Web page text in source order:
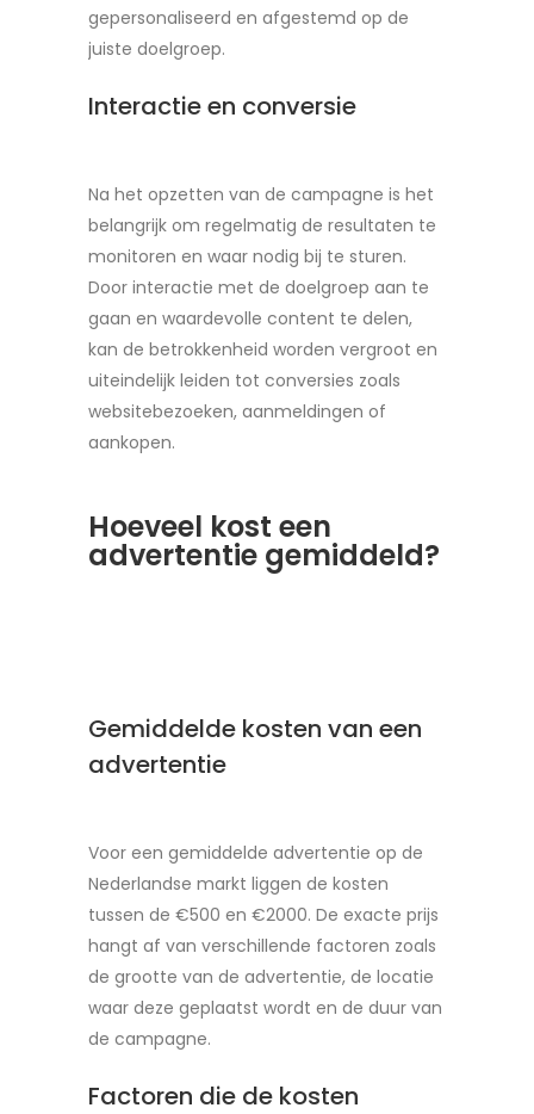
gepersonaliseerd en afgestemd op de
juiste doelgroep.
Interactie en conversie
Na het opzetten van de campagne is het
belangrijk om regelmatig de resultaten te
monitoren en waar nodig bij te sturen.
Door interactie met de doelgroep aan te
gaan en waardevolle content te delen,
kan de betrokkenheid worden vergroot en
uiteindelijk leiden tot conversies zoals
websitebezoeken, aanmeldingen of
aankopen.
Hoeveel kost een
advertentie gemiddeld?
Gemiddelde kosten van een
advertentie
Voor een gemiddelde advertentie op de
Nederlandse markt liggen de kosten
tussen de €500 en €2000. De exacte prijs
hangt af van verschillende factoren zoals
de grootte van de advertentie, de locatie
waar deze geplaatst wordt en de duur van
de campagne.
Factoren die de kosten